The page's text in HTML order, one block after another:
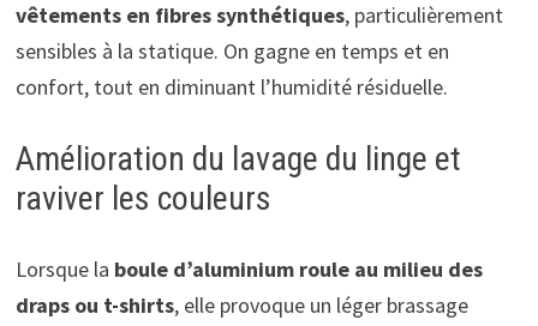
vêtements en fibres synthétiques, particulièrement
sensibles à la statique. On gagne en temps et en
confort, tout en diminuant l’humidité résiduelle.
Amélioration du lavage du linge et
raviver les couleurs
Lorsque la boule d’aluminium roule au milieu des
draps ou t-shirts, elle provoque un léger brassage